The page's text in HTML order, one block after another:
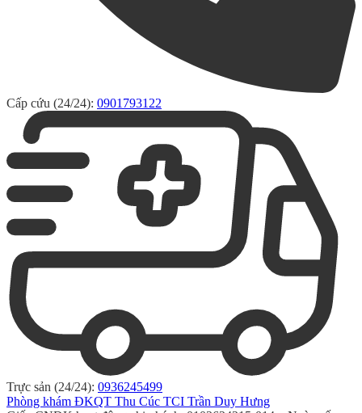
Cấp cứu (24/24): 0901793122
Trực sản (24/24): 0936245499
Phòng khám ĐKQT Thu Cúc TCI Trần Duy Hưng